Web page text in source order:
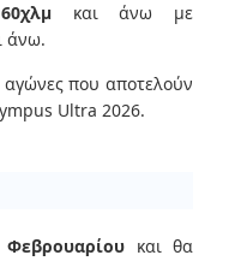
60χλμ και άνω με
άνω.
αγώνες που αποτελούν
Ultra 2026.
και θα